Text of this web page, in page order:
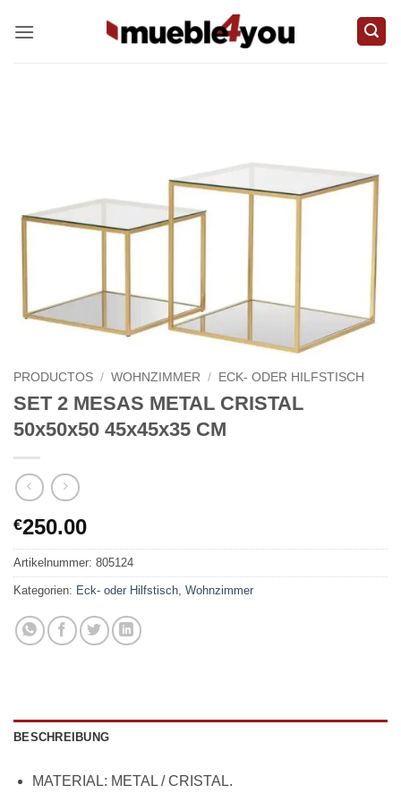
Inhalt
PRODUCTOS / WOHNZIMMER / ECK- ODER HILFSTISCH
SET 2 MESAS METAL CRISTAL
50x50x50 45x45x35 CM
€250.00
Artikelnummer: 805124
Kategorien: Eck- oder Hilfstisch, Wohnzimmer
BESCHREIBUNG
MATERIAL: METAL / CRISTAL.